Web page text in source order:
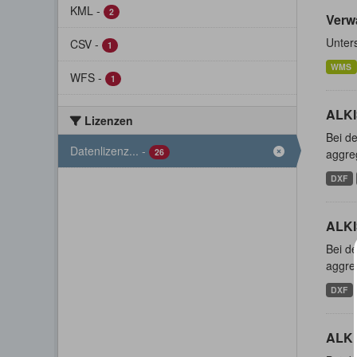
KML - 2
CSV - 1
WFS - 1
Lizenzen
Datenlizenz... - 26
WMS
Bei
DXF
Bei
DXF